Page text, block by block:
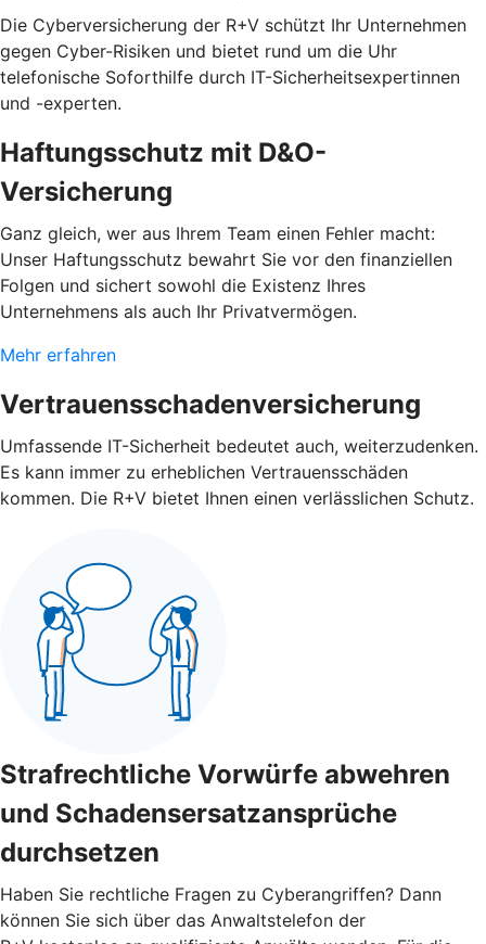
Die Cyberversicherung der R+V schützt Ihr Unternehmen
gegen Cyber-Risiken und bietet rund um die Uhr
telefonische Soforthilfe durch IT-Sicherheitsexpertinnen
und -experten.
Haftungsschutz mit D&O-
Versicherung
Ganz gleich, wer aus Ihrem Team einen Fehler macht:
Unser Haftungsschutz bewahrt Sie vor den finanziellen
Folgen und sichert sowohl die Existenz Ihres
Unternehmens als auch Ihr Privatvermögen.
Mehr erfahren
Vertrauensschadenversicherung
Umfassende IT-Sicherheit bedeutet auch, weiterzudenken.
Es kann immer zu erheblichen Vertrauensschäden
kommen. Die R+V bietet Ihnen einen verlässlichen Schutz.
Strafrechtliche Vorwürfe abwehren
und Schadensersatzansprüche
durchsetzen
Haben Sie rechtliche Fragen zu Cyberangriffen? Dann
können Sie sich über das Anwaltstelefon der